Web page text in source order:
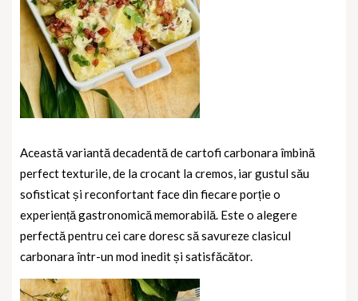
Această variantă decadentă de cartofi carbonara îmbină
perfect texturile, de la crocant la cremos, iar gustul său
sofisticat și reconfortant face din fiecare porție o
experiență gastronomică memorabilă. Este o alegere
perfectă pentru cei care doresc să savureze clasicul
carbonara într-un mod inedit și satisfăcător.